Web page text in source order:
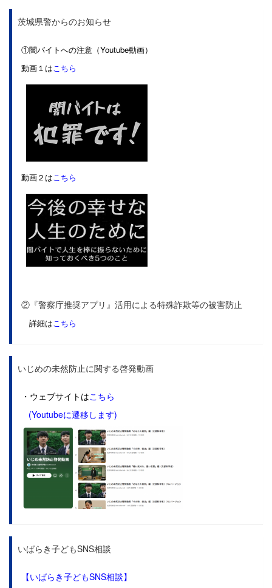
茨城県警からのお知らせ
①闇バイトへの注意（Youtube動画）
動画１はこちら
動画２はこちら
②『警察庁推奨アプリ』活用による特殊詐欺等の被害防止
詳細はこちら
いじめの未然防止に関する啓発動画
・ウェブサイトはこちら
(Youtubeに遷移します)
いばらき子どもSNS相談
【いばらき子どもSNS相談】